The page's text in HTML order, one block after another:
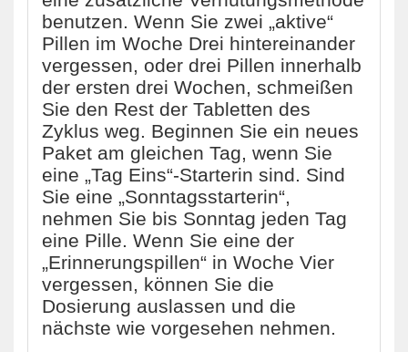
benutzen. Wenn Sie zwei „aktive“
Pillen im Woche Drei hintereinander
vergessen, oder drei Pillen innerhalb
der ersten drei Wochen, schmeißen
Sie den Rest der Tabletten des
Zyklus weg. Beginnen Sie ein neues
Paket am gleichen Tag, wenn Sie
eine „Tag Eins“-Starterin sind. Sind
Sie eine „Sonntagsstarterin“,
nehmen Sie bis Sonntag jeden Tag
eine Pille. Wenn Sie eine der
„Erinnerungspillen“ in Woche Vier
vergessen, können Sie die
Dosierung auslassen und die
nächste wie vorgesehen nehmen.